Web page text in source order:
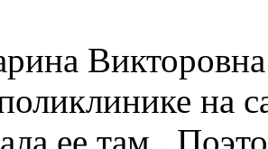
Викторовна
на